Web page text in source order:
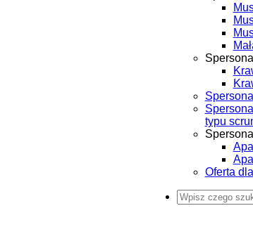
typu
Oferta